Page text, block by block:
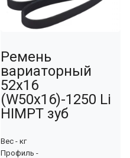
Ремень
вариаторный
52х16
(W50х16)-1250 Li
HIMPT зуб
Вес - кг
Профиль -